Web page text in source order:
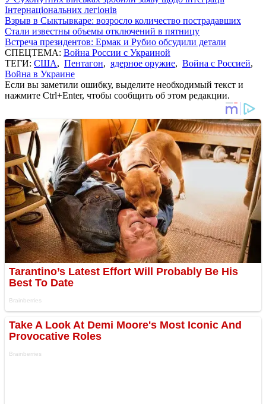
Інтернаціональних легіонів
Взрыв в Сыктывкаре: возросло количество пострадавших
Стали известны объемы отключений в пятницу
Встреча президентов: Ермак и Рубио обсудили детали
СПЕЦТЕМА: Война России с Украиной
ТЕГИ: США, Пентагон, ядерное оружие, Война с Россией,
Война в Украине
Если вы заметили ошибку, выделите необходимый текст и
нажмите Ctrl+Enter, чтобы сообщить об этом редакции.